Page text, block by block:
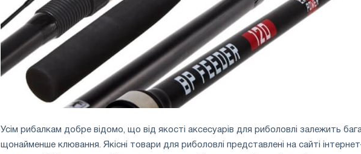
Усім рибалкам добре відомо, що від якості аксесуарів для риболовлі залежить
щонайменше клювання. Якісні товари для риболовлі представлені на сайті